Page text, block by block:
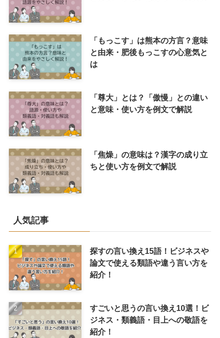
「もっこす」は熊本の方言？意味
と由来・肥後もっこすの心意気と
は
「尊大」とは？「傲慢」との違い
と意味・使い方を例文で解説
「焦燥」の意味は？漢字の成り立
ちと使い方を例文で解説
人気記事
探すの言い換え15語！ビジネスや
論文で使える類語や違う言い方を
紹介！
すごいと思うの言い換え10選！ビ
ジネス・類義語・目上への敬語を
紹介！